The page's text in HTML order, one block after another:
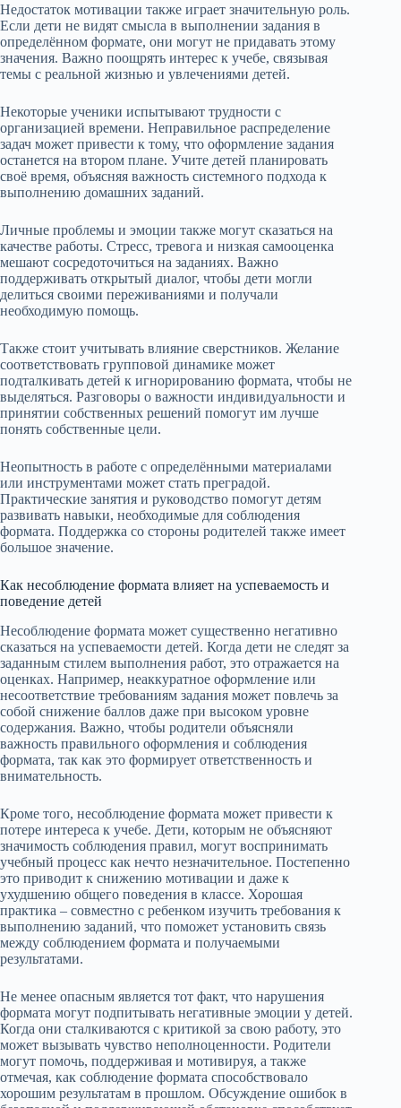
Недостаток мотивации также играет значительную роль.
Если дети не видят смысла в выполнении задания в
определённом формате, они могут не придавать этому
значения. Важно поощрять интерес к учебе, связывая
темы с реальной жизнью и увлечениями детей.
Некоторые ученики испытывают трудности с
организацией времени. Неправильное распределение
задач может привести к тому, что оформление задания
останется на втором плане. Учите детей планировать
своё время, объясняя важность системного подхода к
выполнению домашних заданий.
Личные проблемы и эмоции также могут сказаться на
качестве работы. Стресс, тревога и низкая самооценка
мешают сосредоточиться на заданиях. Важно
поддерживать открытый диалог, чтобы дети могли
делиться своими переживаниями и получали
необходимую помощь.
Также стоит учитывать влияние сверстников. Желание
соответствовать групповой динамике может
подталкивать детей к игнорированию формата, чтобы не
выделяться. Разговоры о важности индивидуальности и
принятии собственных решений помогут им лучше
понять собственные цели.
Неопытность в работе с определёнными материалами
или инструментами может стать преградой.
Практические занятия и руководство помогут детям
развивать навыки, необходимые для соблюдения
формата. Поддержка со стороны родителей также имеет
большое значение.
Как несоблюдение формата влияет на успеваемость и
поведение детей
Несоблюдение формата может существенно негативно
сказаться на успеваемости детей. Когда дети не следят за
заданным стилем выполнения работ, это отражается на
оценках. Например, неаккуратное оформление или
несоответствие требованиям задания может повлечь за
собой снижение баллов даже при высоком уровне
содержания. Важно, чтобы родители объясняли
важность правильного оформления и соблюдения
формата, так как это формирует ответственность и
внимательность.
Кроме того, несоблюдение формата может привести к
потере интереса к учебе. Дети, которым не объясняют
значимость соблюдения правил, могут воспринимать
учебный процесс как нечто незначительное. Постепенно
это приводит к снижению мотивации и даже к
ухудшению общего поведения в классе. Хорошая
практика – совместно с ребенком изучить требования к
выполнению заданий, что поможет установить связь
между соблюдением формата и получаемыми
результатами.
Не менее опасным является тот факт, что нарушения
формата могут подпитывать негативные эмоции у детей.
Когда они сталкиваются с критикой за свою работу, это
может вызывать чувство неполноценности. Родители
могут помочь, поддерживая и мотивируя, а также
отмечая, как соблюдение формата способствовало
хорошим результатам в прошлом. Обсуждение ошибок в